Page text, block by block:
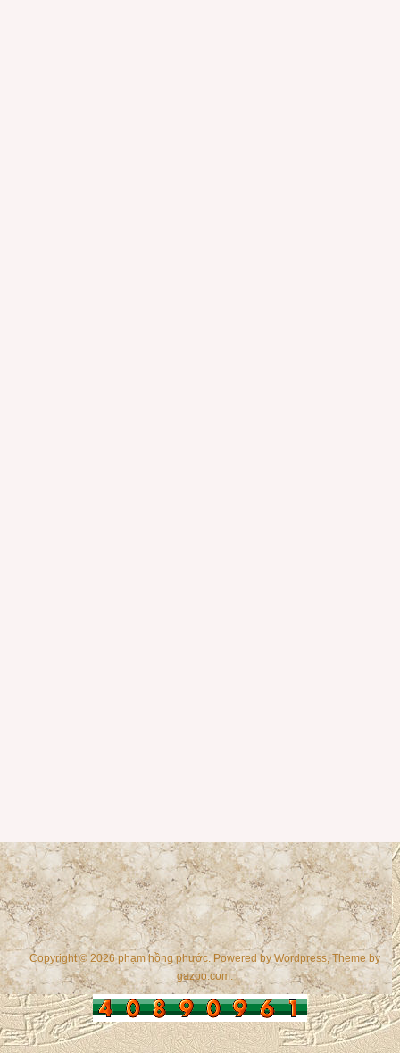
Copyright © 2026 phạm hồng phước. Powered byWordpress, Theme by
gazpo.com.